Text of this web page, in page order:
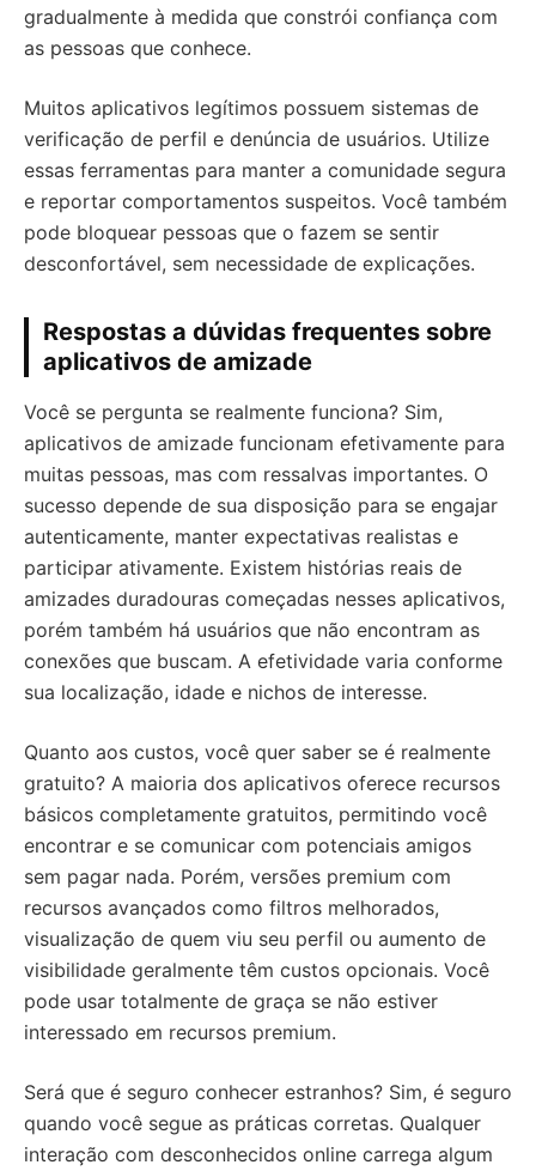
gradualmente à medida que constrói confiança com
as pessoas que conhece.
Muitos aplicativos legítimos possuem sistemas de
verificação de perfil e denúncia de usuários. Utilize
essas ferramentas para manter a comunidade segura
e reportar comportamentos suspeitos. Você também
pode bloquear pessoas que o fazem se sentir
desconfortável, sem necessidade de explicações.
Respostas a dúvidas frequentes sobre
aplicativos de amizade
Você se pergunta se realmente funciona? Sim,
aplicativos de amizade funcionam efetivamente para
muitas pessoas, mas com ressalvas importantes. O
sucesso depende de sua disposição para se engajar
autenticamente, manter expectativas realistas e
participar ativamente. Existem histórias reais de
amizades duradouras começadas nesses aplicativos,
porém também há usuários que não encontram as
conexões que buscam. A efetividade varia conforme
sua localização, idade e nichos de interesse.
Quanto aos custos, você quer saber se é realmente
gratuito? A maioria dos aplicativos oferece recursos
básicos completamente gratuitos, permitindo você
encontrar e se comunicar com potenciais amigos
sem pagar nada. Porém, versões premium com
recursos avançados como filtros melhorados,
visualização de quem viu seu perfil ou aumento de
visibilidade geralmente têm custos opcionais. Você
pode usar totalmente de graça se não estiver
interessado em recursos premium.
Será que é seguro conhecer estranhos? Sim, é seguro
quando você segue as práticas corretas. Qualquer
interação com desconhecidos online carrega algum